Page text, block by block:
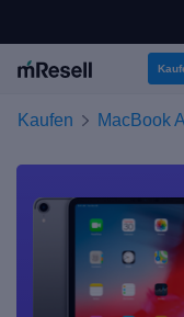
Kaufen MacBook